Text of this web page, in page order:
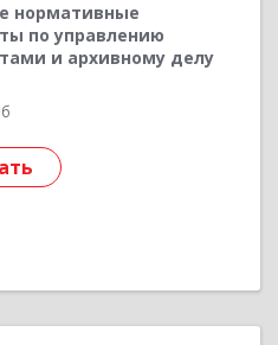
нормативные
по управлению
и архивному делу